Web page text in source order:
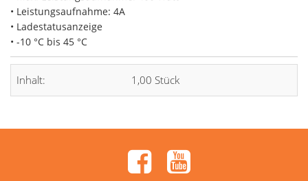
• Leistungsaufnahme: 4A
• Ladestatusanzeige
• -10 °C bis 45 °C
Inhalt: 1,00 Stück